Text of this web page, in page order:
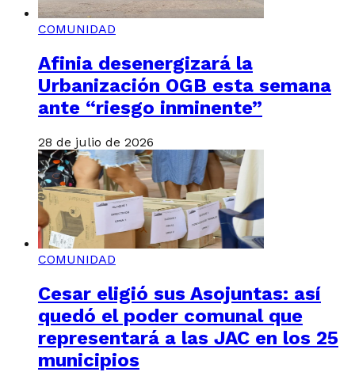
COMUNIDAD
Afinia desenergizará la
Urbanización OGB esta semana
ante “riesgo inminente”
28 de julio de 2026
COMUNIDAD
Cesar eligió sus Asojuntas: así
quedó el poder comunal que
representará a las JAC en los 25
municipios